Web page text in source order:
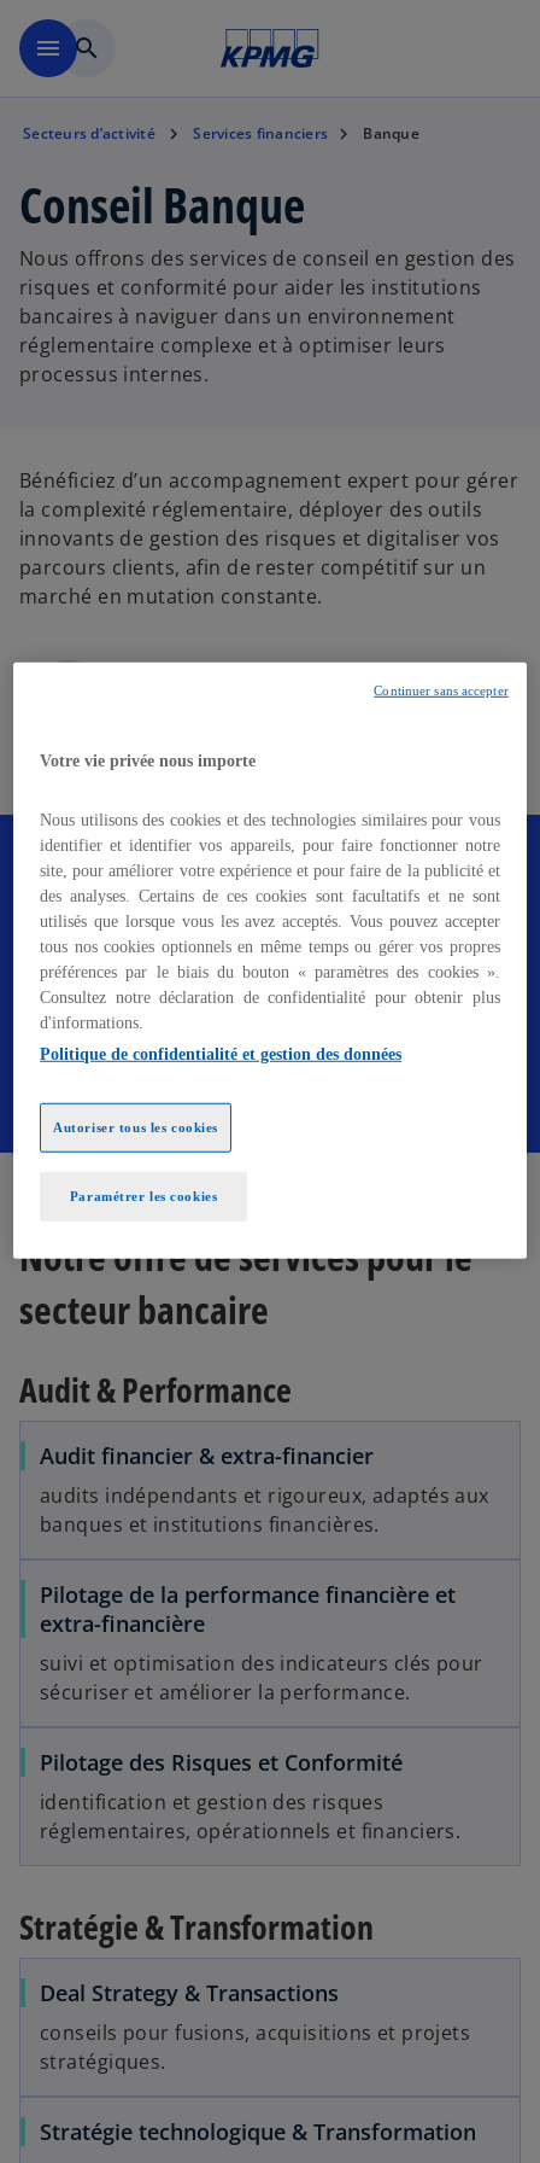
menu search
Secteurs d’activité Services financiers Banque
Conseil Banque
Nous offrons des services de conseil en gestion des
risques et conformité pour aider les institutions
bancaires à naviguer dans un environnement
réglementaire complexe et à optimiser leurs
processus internes.
Bénéficiez d’un accompagnement expert pour gérer
la complexité réglementaire, déployer des outils
innovants de gestion des risques et digitaliser vos
parcours clients, afin de rester compétitif sur un
marché en mutation constante.
mail
Besoin d'un service sur mesure ? Nos
équipes sont à vos côtés pour vous
accompagner et relever ensemble vos
défis.
Notre offre de services pour le
secteur bancaire
Audit & Performance
Audit financier & extra-financier
audits indépendants et rigoureux, adaptés aux
banques et institutions financières.
Pilotage de la performance financière et
extra-financière
suivi et optimisation des indicateurs clés pour
sécuriser et améliorer la performance.
Pilotage des Risques et Conformité
identification et gestion des risques
réglementaires, opérationnels et financiers.
Stratégie & Transformation
Deal Strategy & Transactions
conseils pour fusions, acquisitions et projets
stratégiques.
Stratégie technologique & Transformation
Votre vie privée nous importe
Nous utilisons des cookies et des technologies similaires pour vous
identifier et identifier vos appareils, pour faire fonctionner notre
site, pour améliorer votre expérience et pour faire de la publicité et
des analyses. Certains de ces cookies sont facultatifs et ne sont
utilisés que lorsque vous les avez acceptés. Vous pouvez accepter
tous nos cookies optionnels en même temps ou gérer vos propres
préférences par le biais du bouton « paramètres des cookies ».
Consultez notre déclaration de confidentialité pour obtenir plus
d'informations.
Politique de confidentialité et gestion des données
Paramétrer les cookies
Autoriser tous les cookies
Continuer sans accepter